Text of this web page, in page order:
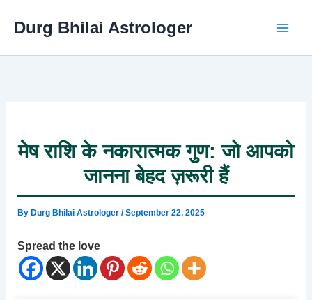
Durg Bhilai Astrologer
मेष राशि के नकारात्मक गुण: जो आपको
जानना बेहद ज़रूरी हैं
By Durg Bhilai Astrologer/September 22, 2025
Spread the love